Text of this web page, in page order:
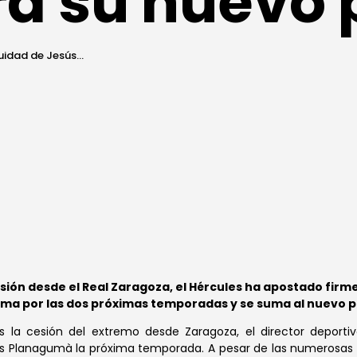
de Jesús...
desde el Real Zaragoza, el Hércules ha apostado
por las dos próximas temporadas y se suma al nuevo
la cesión del extremo desde Zaragoza, el director
la próxima temporada. A pesar de las